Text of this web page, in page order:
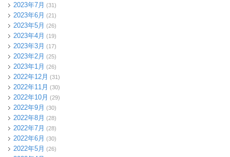
2023年7月 (31)
2023年6月 (21)
2023年5月 (26)
2023年4月 (19)
2023年3月 (17)
2023年2月 (25)
2023年1月 (26)
2022年12月 (31)
2022年11月 (30)
2022年10月 (29)
2022年9月 (30)
2022年8月 (28)
2022年7月 (28)
2022年6月 (30)
2022年5月 (26)